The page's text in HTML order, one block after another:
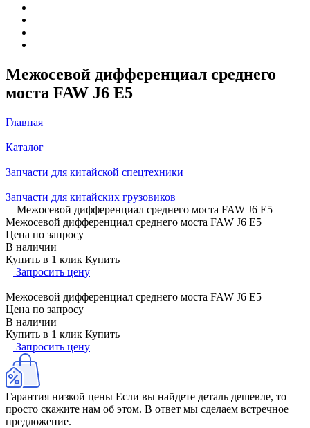
Межосевой дифференциал среднего
моста FAW J6 Е5
Главная
—
Каталог
—
Запчасти для китайской спецтехники
—
Запчасти для китайских грузовиков
—Межосевой дифференциал среднего моста FAW J6 Е5
Межосевой дифференциал среднего моста FAW J6 Е5
Цена по запросу
В наличии
Купить в 1 клик Купить
Запросить цену
Межосевой дифференциал среднего моста FAW J6 Е5
Цена по запросу
В наличии
Купить в 1 клик Купить
Запросить цену
Гарантия низкой цены Если вы найдете деталь дешевле, то
просто скажите нам об этом. В ответ мы сделаем встречное
предложение.